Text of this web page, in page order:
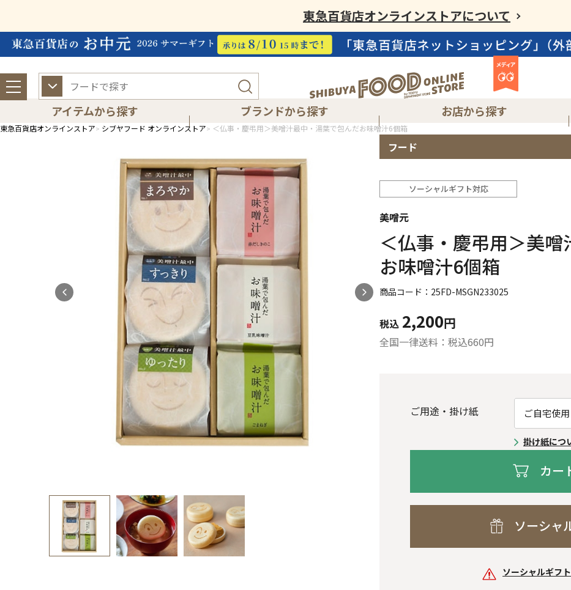
東急百貨店オンラインストアについて
アイテムから探す ブランドから探す お店から探す
東急百貨店オンラインストア シブヤフード オンラインストア ＜仏事・慶弔用＞美噌汁最中・湯葉で包んだお味噌汁6個箱
フード
ソーシャルギフト対応
美噌元
＜仏事・慶弔用＞美
お味噌汁6個箱
商品コード：25FD-MSGN233025
税込 2,200円
全国一律送料：税込660円
ご用途・掛け紙
掛け紙につ
カー
ソーシャ
ソーシャルギフ